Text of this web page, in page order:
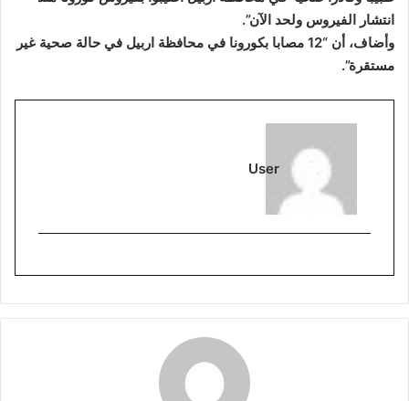
انتشار الفيروس ولحد الآن”.
وأضاف، أن “12 مصابا بكورونا في محافظة اربيل في حالة صحية غير
مستقرة”.
User